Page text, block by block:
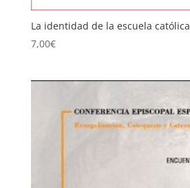
La identidad de la escuela católica
7,00€